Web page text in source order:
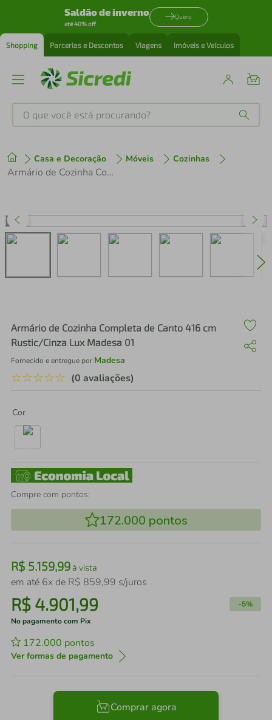
Saldão de inverno
até 40% off
Quero
Shopping Parcerias e Descontos Viagens Imóveis e Veículos
O que você está procurando?
Casa e Decoração Móveis Cozinhas
Armário de Cozinha Completa de Canto 416 cm Rustic/Cinza Lux Madesa 01
Armário de Cozinha Completa de Canto 416 cm
Rustic/Cinza Lux Madesa 01
Fornecido e entregue por Madesa
☆☆☆☆☆ (0 avaliações)
Cor
Compre com pontos:
172.000 pontos
R$ 5.159,99à vista
em até 6x de R$ 859,99 s/juros
R$ 4.901,99 -5%
No pagamento com Pix
172.000 pontos
Ver formas de pagamento
Comprar agora
1º tenis
perfume